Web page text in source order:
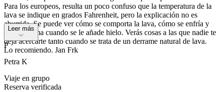
Para los europeos, resulta un poco confuso que la temperatura de la
lava se indique en grados Fahrenheit, pero la explicación no es
aburrida. Se puede ver cómo se comporta la lava, cómo se enfría y
qué se forma cuando se le añade hielo. Verás cosas a las que nadie te
deja acercarte tanto cuando se trata de un derrame natural de lava.
Lo recomiendo. Jan Frk
Leer más
P
Petra K
Viaje en grupo
Reserva verificada